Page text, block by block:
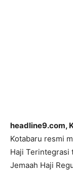
headline9.com,
Kotabaru resmi
Haji Terintegrasi
Jemaah Haji